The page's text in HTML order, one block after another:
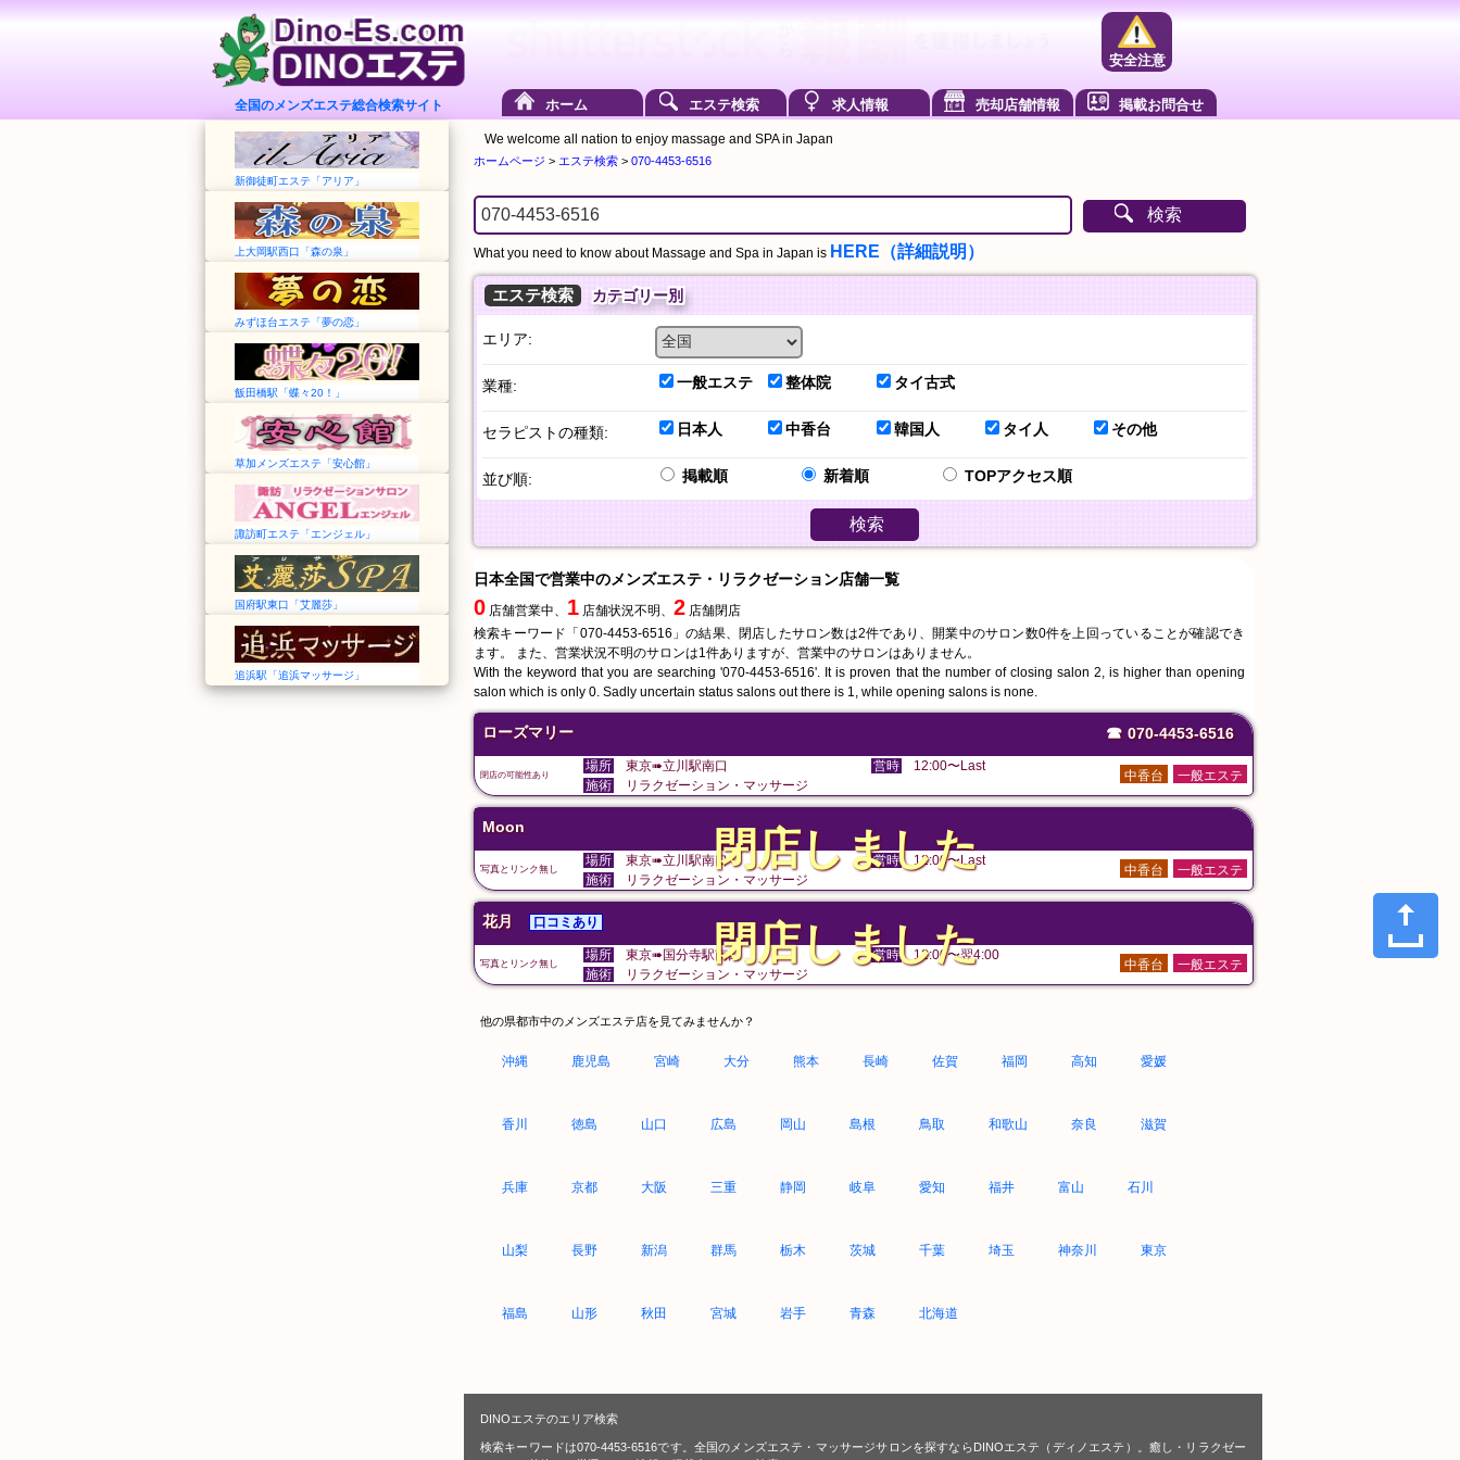
全国のメンズエステ総合検索サイト
安全注意
ホーム エステ検索 求人情報 売却店舗情報 掲載お問合せ
新御徒町エステ「アリア」
上大岡駅西口「森の泉」
みずほ台エステ「夢の恋」
飯田橋駅「蝶々20！」
草加メンズエステ「安心館」
諏訪町エステ「エンジェル」
国府駅東口「艾麗莎」
追浜駅「追浜マッサージ」
We welcome all nation to enjoy massage and SPA in Japan
ホームページ > エステ検索 > 070-4453-6516
検索
What you need to know about Massage and Spa in Japan is HERE（詳細説明）
エステ検索 カテゴリー別
エリア:
業種: 一般エステ 整体院 タイ古式
セラピストの種類: 日本人 中香台 韓国人 タイ人 その他
並び順: 掲載順 新着順 TOPアクセス順
検索
日本全国で営業中のメンズエステ・リラクゼーション店舗一覧
0 店舗営業中、 1 店舗状況不明、 2 店舗閉店
検索キーワード「070-4453-6516」の結果、閉店したサロン数は2件であり、開業中のサロン数0件を上回っていることが確認でき
ます。 また、営業状況不明のサロンは1件ありますが、営業中のサロンはありません。
With the keyword that you are searching '070-4453-6516'. It is proven that the number of closing salon 2, is higher than opening
salon which is only 0. Sadly uncertain status salons out there is 1, while opening salons is none.
ローズマリー ☎ 070-4453-6516
閉店の可能性あり
場所 東京➠立川駅南口 営時 12:00〜Last
一般エステ
中香台
施術 リラクゼーション・マッサージ
閉店しました
Moon
写真とリンク無し
場所 東京➠立川駅南口 営時 12:00〜Last
一般エステ
中香台
施術 リラクゼーション・マッサージ
閉店しました
花月 口コミあり
写真とリンク無し
場所 東京➠国分寺駅南口 営時 12:00〜翌4:00
一般エステ
中香台
施術 リラクゼーション・マッサージ
他の県都市中のメンズエステ店を見てみませんか？
沖縄 鹿児島 宮崎 大分 熊本 長崎 佐賀 福岡 高知 愛媛
香川 徳島 山口 広島 岡山 島根 鳥取 和歌山 奈良 滋賀
兵庫 京都 大阪 三重 静岡 岐阜 愛知 福井 富山 石川
山梨 長野 新潟 群馬 栃木 茨城 千葉 埼玉 神奈川 東京
福島 山形 秋田 宮城 岩手 青森 北海道
DINOエステのエリア検索
検索キーワードは070-4453-6516です。全国のメンズエステ・マッサージサロンを探すならDINOエステ（ディノエステ）。癒し・リラクゼー